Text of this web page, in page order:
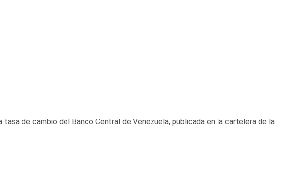
de cambio del Banco Central de Venezuela, publicada en la cartelera de la